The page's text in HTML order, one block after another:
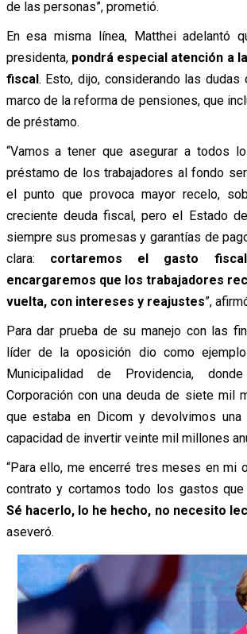
de las personas”, prometió.
En esa misma línea, Matthei adelantó
presidenta, pondrá especial atención a
fiscal . Esto, dijo, considerando las dudas
marco de la reforma de pensiones, que
de préstamo.
“Vamos a tener que asegurar a todos
préstamo de los trabajadores al fondo
el punto que provoca mayor recelo,
creciente deuda fiscal, pero el Estado
siempre sus promesas y garantías de
clara: cortaremos el gasto
encargaremos que los trabajadores
vuelta, con intereses y reajustes”,
Para dar prueba de su manejo con las
líder de la oposición dio como
Municipalidad de Providencia,
Corporación con una deuda de siete mil
que estaba en Dicom y devolvimos una
capacidad de invertir veinte mil millones
“Para ello, me encerré tres meses en mi
contrato y cortamos todo los gastos que
Sé hacerlo, lo he hecho, no necesito
aseveró.